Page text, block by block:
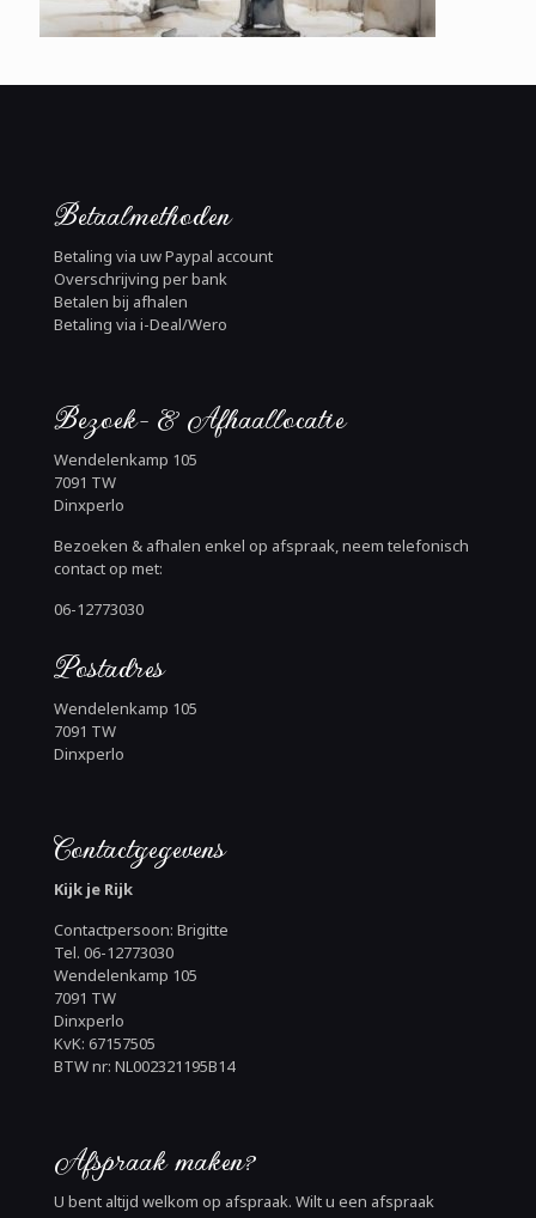
Betaalmethoden
Betaling via uw Paypal account
Overschrijving per bank
Betalen bij afhalen
Betaling via i-Deal/Wero
Bezoek- & Afhaallocatie
Wendelenkamp 105
7091 TW
Dinxperlo
Bezoeken & afhalen enkel op afspraak, neem telefonisch
contact op met:
06-12773030
Postadres
Wendelenkamp 105
7091 TW
Dinxperlo
Contactgegevens
Kijk je Rijk
Contactpersoon: Brigitte
Tel. 06-12773030
Wendelenkamp 105
7091 TW
Dinxperlo
KvK: 67157505
BTW nr: NL002321195B14
Afspraak maken?
U bent altijd welkom op afspraak. Wilt u een afspraak